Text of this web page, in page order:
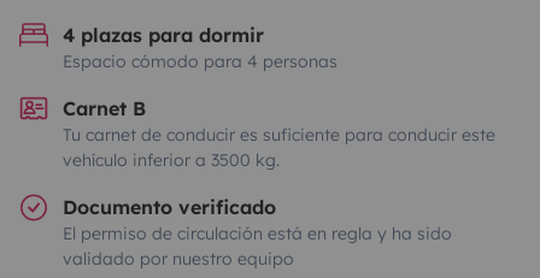
4 plazas para dormir
Espacio cómodo para 4 personas
Carnet B
Tu carnet de conducir es suficiente para conducir este
vehículo inferior a 3500 kg.
Documento verificado
El permiso de circulación está en regla y ha sido
validado por nuestro equipo